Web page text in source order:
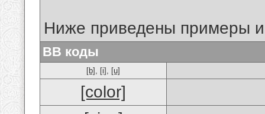
Ниже приведены примеры
BB коды
[b] , [i] , [u]
[color]